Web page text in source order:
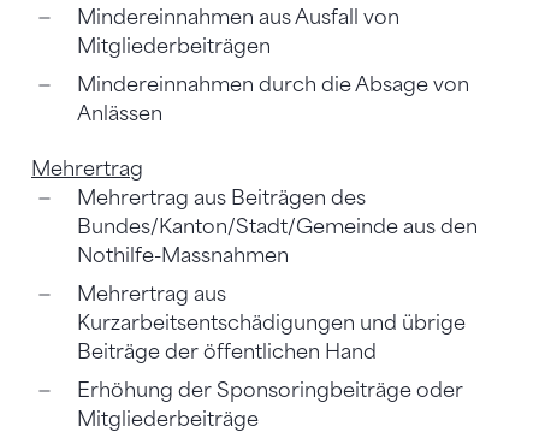
Mindereinnahmen aus Ausfall von
Mitgliederbeiträgen
Mindereinnahmen durch die Absage von
Anlässen
Mehrertrag
Mehrertrag aus Beiträgen des
Bundes/Kanton/Stadt/Gemeinde aus den
Nothilfe-Massnahmen
Mehrertrag aus
Kurzarbeitsentschädigungen und übrige
Beiträge der öffentlichen Hand
Erhöhung der Sponsoringbeiträge oder
Mitgliederbeiträge